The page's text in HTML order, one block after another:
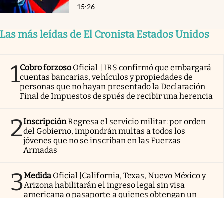
15:26
Las más leídas de El Cronista Estados Unidos
1Cobro forzoso Oficial | IRS confirmó que embargará
cuentas bancarias, vehículos y propiedades de
personas que no hayan presentado la Declaración
Final de Impuestos después de recibir una herencia
2InscripciónRegresa el servicio militar: por orden
del Gobierno, impondrán multas a todos los
jóvenes que no se inscriban en las Fuerzas
Armadas
3Medida Oficial |California, Texas, Nuevo México y
Arizona habilitarán el ingreso legal sin visa
americana o pasaporte a quienes obtengan un